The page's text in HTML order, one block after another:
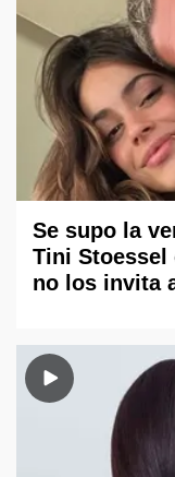
Se supo la
Tini Stoessel
no los invita